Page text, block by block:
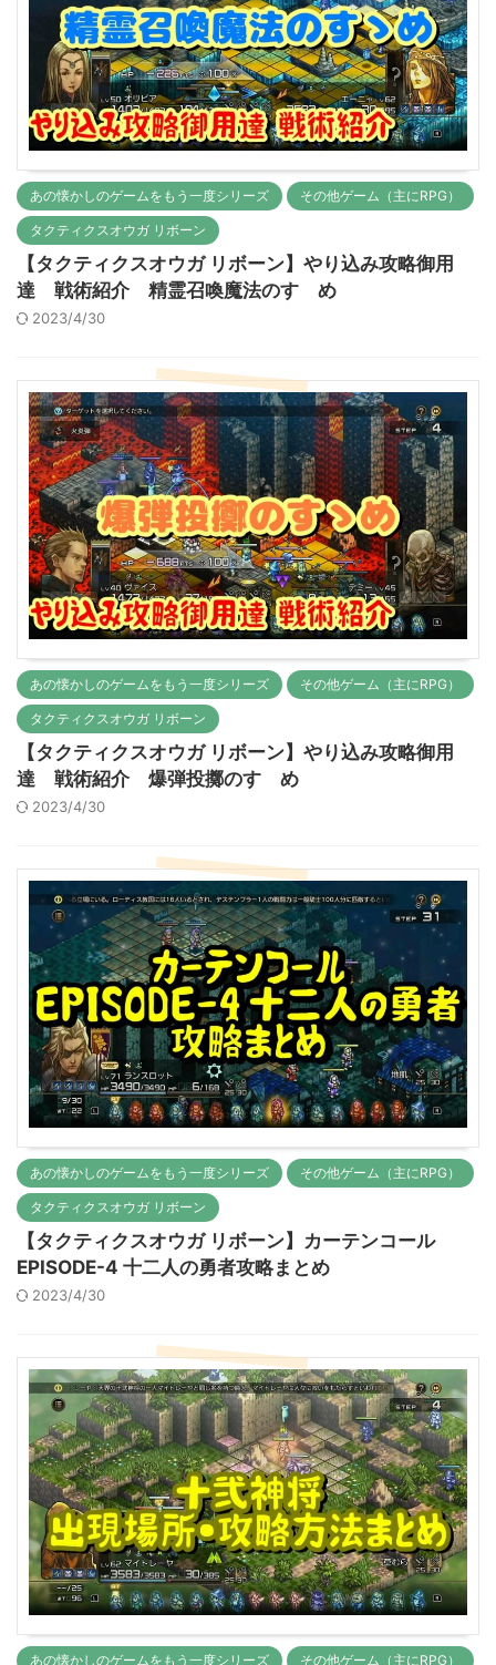
あの懐かしのゲームをもう一度シリーズ その他ゲーム（主にRPG）
タクティクスオウガ リボーン
【タクティクスオウガ リボーン】やり込み攻略御用
達 戦術紹介 精霊召喚魔法のすゝめ
2023/4/30
あの懐かしのゲームをもう一度シリーズ その他ゲーム（主にRPG）
タクティクスオウガ リボーン
【タクティクスオウガ リボーン】やり込み攻略御用
達 戦術紹介 爆弾投擲のすゝめ
2023/4/30
あの懐かしのゲームをもう一度シリーズ その他ゲーム（主にRPG）
タクティクスオウガ リボーン
【タクティクスオウガ リボーン】カーテンコール
EPISODE-4 十二人の勇者攻略まとめ
2023/4/30
あの懐かしのゲームをもう一度シリーズ その他ゲーム（主にRPG）